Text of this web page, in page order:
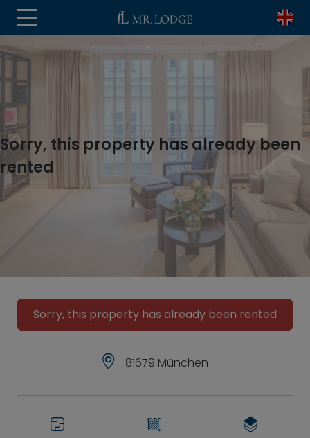
Sorry, this property has already been
rented
Sorry, this property has already been rented
81679 München